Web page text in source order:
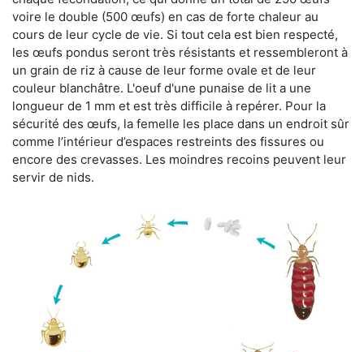
voire le double (500 œufs) en cas de forte chaleur au
cours de leur cycle de vie. Si tout cela est bien respecté,
les œufs pondus seront très résistants et ressembleront à
un grain de riz à cause de leur forme ovale et de leur
couleur blanchâtre. L'oeuf d'une punaise de lit a une
longueur de 1 mm et est très difficile à repérer. Pour la
sécurité des œufs, la femelle les place dans un endroit sûr
comme l’intérieur d’espaces restreints des fissures ou
encore des crevasses. Les moindres recoins peuvent leur
servir de nids.